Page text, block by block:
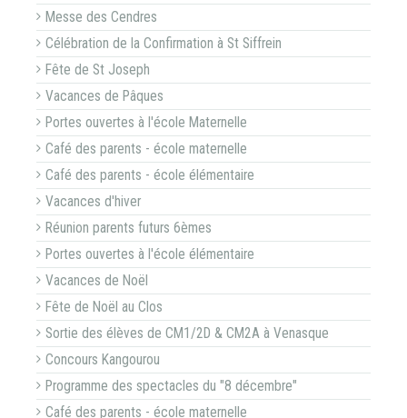
Messe des Cendres
Célébration de la Confirmation à St Siffrein
Fête de St Joseph
Vacances de Pâques
Portes ouvertes à l'école Maternelle
Café des parents - école maternelle
Café des parents - école élémentaire
Vacances d'hiver
Réunion parents futurs 6èmes
Portes ouvertes à l'école élémentaire
Vacances de Noël
Fête de Noël au Clos
Sortie des élèves de CM1/2D & CM2A à Venasque
Concours Kangourou
Programme des spectacles du "8 décembre"
Café des parents - école maternelle